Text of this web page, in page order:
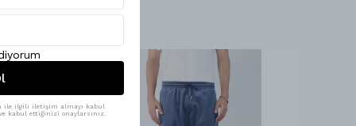
ile ilgili iletişim almayı kabul
kabul ettiğinizi onaylarsınız.